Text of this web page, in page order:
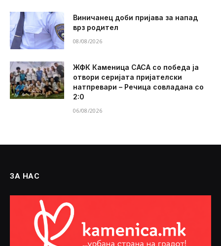
Виничанец доби пријава за напад
врз родител
08/08/2026
ЖФК Каменица САСА со победа ја
отвори серијата пријателски
натпревари – Речица совладана со
2:0
06/08/2026
ЗА НАС